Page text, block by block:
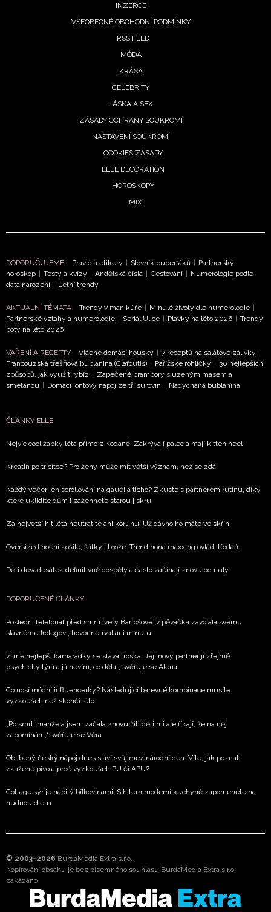
REDAKCE
Přihlášením k newsletteru souhlasíte sObchodními
potvrzujete, že jste se seznámili seZásadami ochrany
- BurdaMedia Extra s.r.o. bude s Vašimi údaji
pracovat zejména k organizaci a vyhodnocení akce a
našich partnerů? Pokud souhlasíte se zpracováním údajů k
zaškrtněte toto pole.
INZERCE
VŠEOBECNÉ OBCHODNÍ PODMÍNKY
RSS FEED
MÓDA
KRÁSA
CELEBRITY
LÁSKA A SEX
ZÁSADY OCHRANY SOUKROMÍ
NASTAVENÍ SOUKROMÍ
COOKIES ZÁSADY
ELLE DECORATION
HOROSKOPY
MIX
DOPORUČUJEME Pravidla etikety | Slovník puberťáků | Partnerský
horoskop | Testy a kvízy | Andělská čísla | Cestování | Numerologie podle
data narození | Letní trendy
AKTUÁLNÍ TÉMATA Trendy v manikúře | Minulé životy dle numerologie |
Partnerské vztahy a numerologie | Seriál Ulice | Plavky na léto 2026 | Trendy
boty na léto 2026
VAŘENÍ A RECEPTY Vláčné domácí housky | 7 receptů na salátové zálivky |
Francouzská třešňová bublanina (Clafoutis) | Pařížské rohlíčky | 30 nejlepších
způsobů, jak využít rybíz | Zapečené brambory s uzeným masem a
smetanou | Domácí iontový nápoj ze tří surovin | Nadýchaná bublanina
ČLÁNKY ELLE
Nejvíc cool žabky léta přímo z Kodaně. Zakrývají palec a mají kitten heel
Kreatin po třicítce? Pro ženy může mít větší význam, než se zdá
Každý večer jen scrollování na gauči a ticho? Zkuste s partnerem rutinu, díky
které uklidíte dům i zažehnete starou jiskru
Za největší hit léta neutratíte ani korunu. Už dávno ho máte ve skříni
Oversized noční košile, šátky i brože. Trend nona maxxing ovládl Kodaň
Děti devadesátek definitivně dospěly a často začínají znovu od nuly
DOPORUČENÉ ČLÁNKY
Poslední telefonát před smrtí Ivety Bartošové: Zpěvačka zavolala svému
slavnému kolegovi, hovor netrval ani minutu
Z mé nejlepší kamarádky se stává troska. Její nový partner ji zřejmě
psychicky týrá a já nevím, co dělat, svěřuje se Alena
Co nosí módní influencerky? Následující barevné kombinace musíte
vyzkoušet, než skončí léto
„Po smrti manžela jsem začala znovu žít, děti mi ale říkají, že na něj
zapomínám,“ svěřuje se Věra
Oblíbený český nápoj dnes slaví svůj mezinárodní den. Víte, jak poznat
zkažené pivo a proč vyzkoušet IPU či APU?
Cottage sýr je nabitý bílkovinami. S hitem moderní kuchyně zapomenete na
nudnou dietu
© 2003-2026 BurdaMedia Extra s.r.o.
Kopírování obsahu je bez písemného souhlasu BurdaMedia Extra s.r.o.
zakázáno